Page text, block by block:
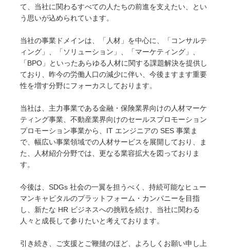
て、当社に関わるすべての人たちの前進を支えたい、とい
う思いが込められています。
当社の事業ドメインは、「人材」を中心に、「コンサルテ
ィング」、「ソリューション」、「マーケティング」、
「BPO」といったあらゆる人材に関する課題解決を提供し
ており、昨今の労働人口の減少に伴い、今後ますます重要
性を増す分野にフォーカスしております。
当社は、主力事業である金融・保険業界向けの人材マーケ
ティング事業、不動産業界向けのセールスプロモーション
プロモーション事業から、IT エンジニアの SES 事業ま
で、幅広い事業領域での人材サービスを展開しており、ま
た、人材紹介分野では、更なる業容拡大を図っておりま
す。
今後は、SDGs 社会の一翼を担うべく、持続可能なヒュー
マンキャピタルのプラットフォーム・カンパニーを目指
し、新たな HR ビジネスへの挑戦を続け、当社に関わる
人々と成長して参りたいと考えております。
引き続き、ご支援とご鞭撻のほど、よろしくお願い申し上